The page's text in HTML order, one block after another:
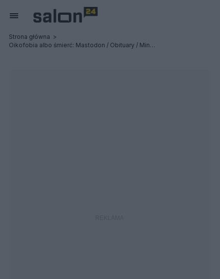
Strona główna
Oikofobia albo śmierć: Mastodon / Obituary / Ministry - Relacja